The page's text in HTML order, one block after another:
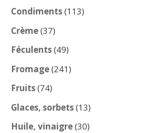
produits
Condiments 113113
Crème 3737
produits
Féculents 4949
produits
Fromage 241241
Fruits 7474
produits
Glaces, sorbets 1313
produits
Huile, vinaigre 3030